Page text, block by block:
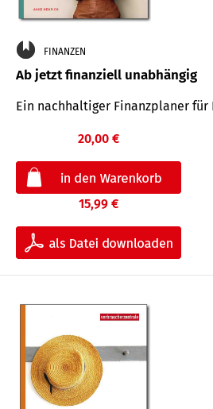
FINANZEN
Ab jetzt finanziell unabhängig
Ein nachhaltiger Finanzplaner für
20,00 €
15,99 €